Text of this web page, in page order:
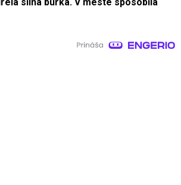
silná búrka. V meste spôsobila